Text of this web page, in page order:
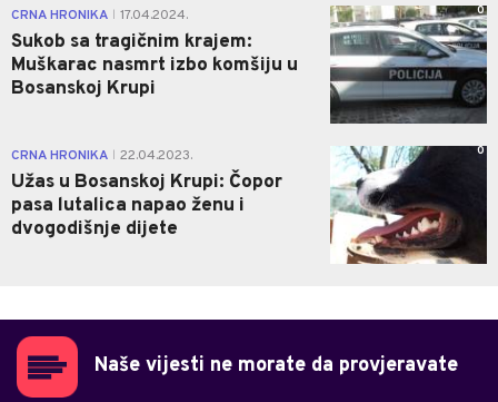
CRNA HRONIKA 17.04.2024.
Sukob sa tragičnim krajem:
Muškarac nasmrt izbo komšiju u
Bosanskoj Krupi
0
CRNA HRONIKA 22.04.2023.
Užas u Bosanskoj Krupi: Čopor
pasa lutalica napao ženu i
dvogodišnje dijete
0
Naše vijesti ne morate da provjeravate